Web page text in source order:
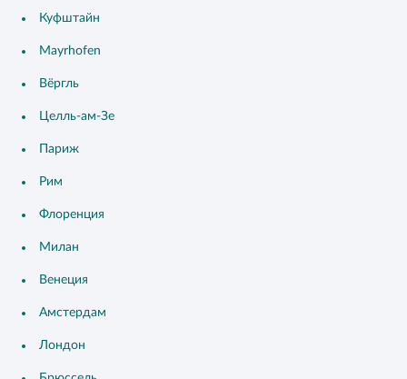
Куфштайн
Mayrhofen
Вёргль
Целль-ам-Зе
Париж
Рим
Флоренция
Милан
Венеция
Амстердам
Лондон